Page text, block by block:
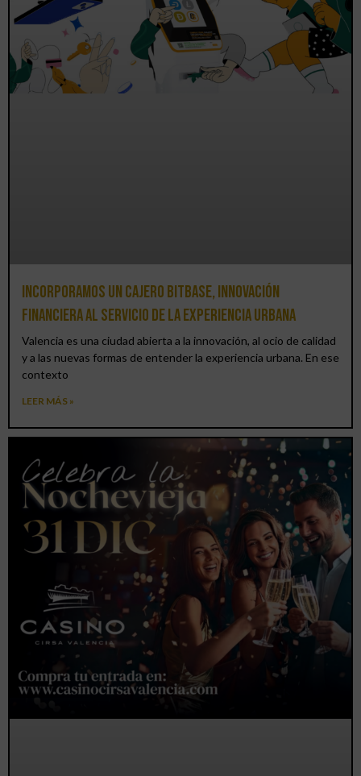
Incorporamos un cajero BitBase, innovación
financiera al servicio de la experiencia urbana
Valencia es una ciudad abierta a la innovación, al ocio de calidad
y a las nuevas formas de entender la experiencia urbana. En ese
contexto
LEER MÁS »